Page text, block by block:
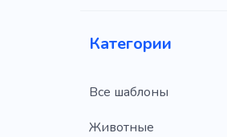
Категории
Все шаблоны
Животные